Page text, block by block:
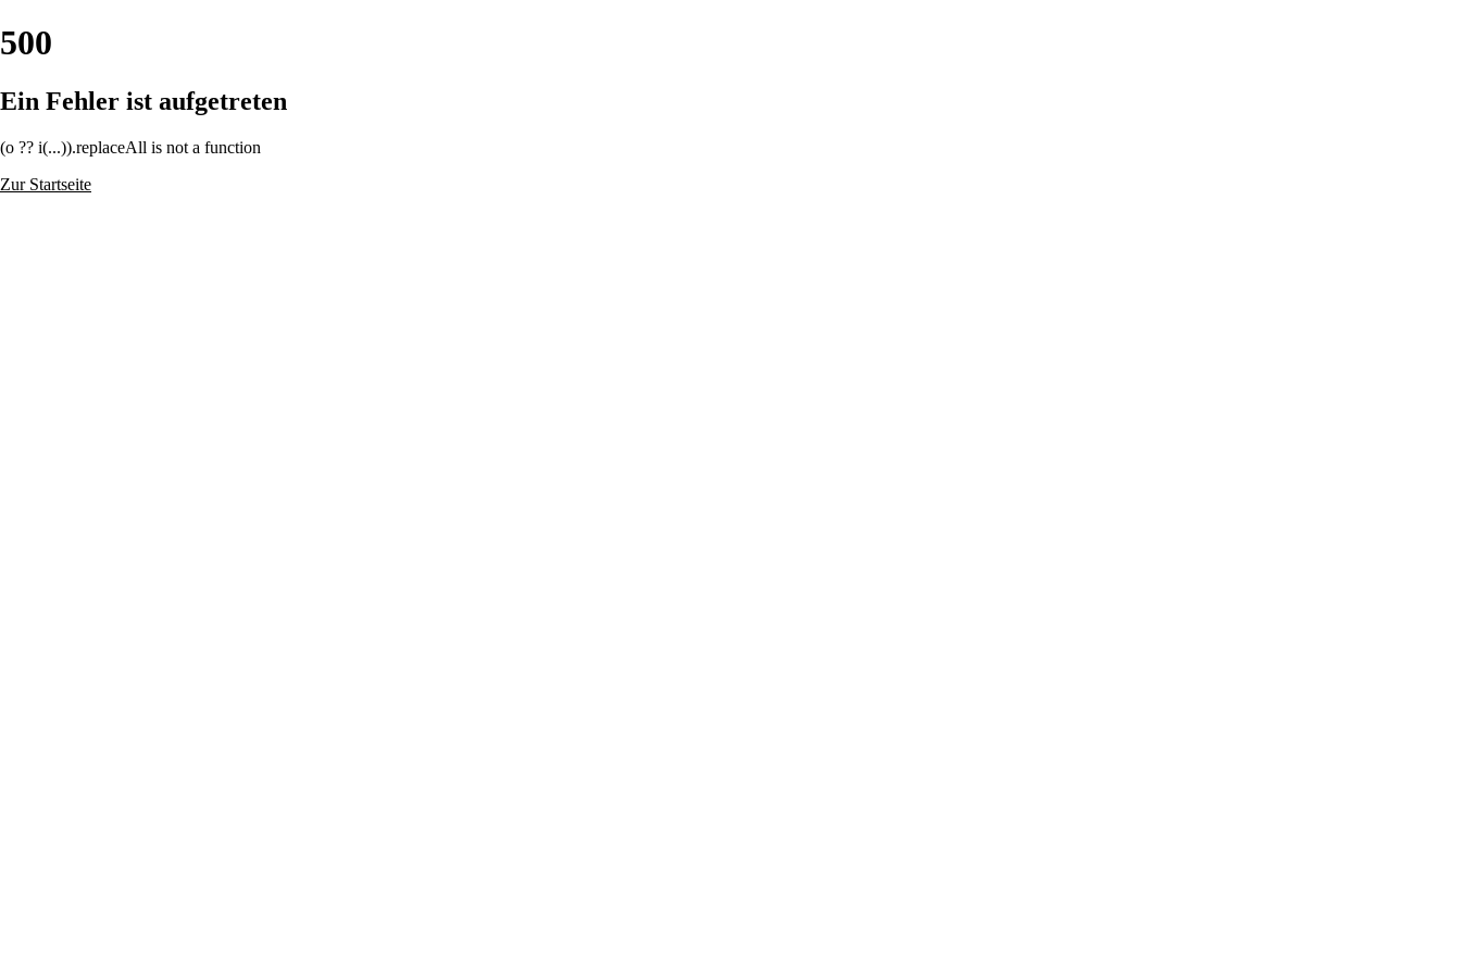
500
Ein Fehler ist aufgetreten
(o ?? i(...)).replaceAll is not a function
Zur Startseite